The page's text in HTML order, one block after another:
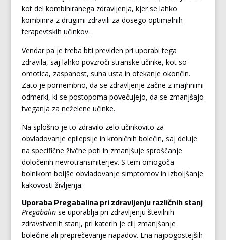
kot del kombiniranega zdravljenja, kjer se lahko
kombinira z drugimi zdravili za dosego optimalnih
terapevtskih učinkov.
Vendar pa je treba biti previden pri uporabi tega
zdravila, saj lahko povzroči stranske učinke, kot so
omotica, zaspanost, suha usta in otekanje okončin.
Zato je pomembno, da se zdravljenje začne z majhnimi
odmerki, ki se postopoma povečujejo, da se zmanjšajo
tveganja za neželene učinke.
Na splošno je to zdravilo zelo učinkovito za
obvladovanje epilepsije in kroničnih bolečin, saj deluje
na specifične živčne poti in zmanjšuje sproščanje
določenih nevrotransmiterjev. S tem omogoča
bolnikom boljše obvladovanje simptomov in izboljšanje
kakovosti življenja.
Uporaba Pregabalina pri zdravljenju različnih stanj
Pregabalinse uporablja pri zdravljenju številnih
zdravstvenih stanj, pri katerih je cilj zmanjšanje
bolečine ali preprečevanje napadov. Ena najpogostejših